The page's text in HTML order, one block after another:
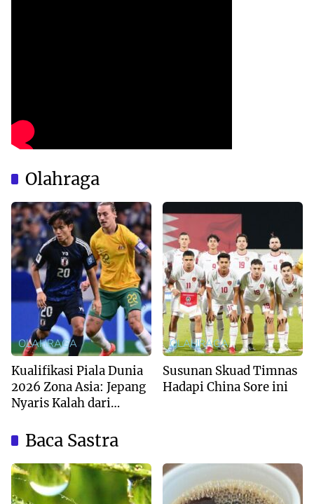
Olahraga
OLAHRAGA
Kualifikasi Piala Dunia
2026 Zona Asia: Jepang
Nyaris Kalah dari
OLAHRAGA
Susunan Skuad Timnas
Hadapi China Sore ini
Baca Sastra